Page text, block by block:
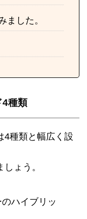
ました。
4種類
4種類と幅広く設
ょう。
ハイブリッ